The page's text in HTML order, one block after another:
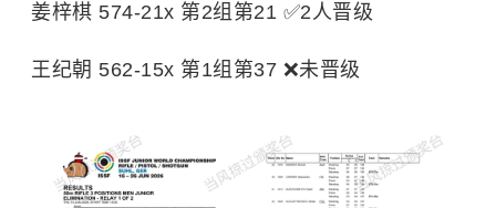
姜梓棋 574-21x 第2组第21 ✅2人晋级
王纪朝 562-15x 第1组第37 ❌未晋级